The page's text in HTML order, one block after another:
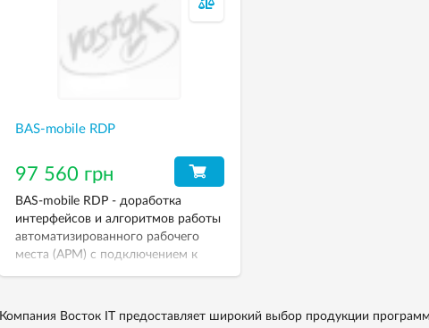
BAS-mobile RDP
97 560 грн
BAS-mobile RDP - доработка
интерфейсов и алгоритмов работы
автоматизированного рабочего
места (АРМ) с подключением к
Компания Восток IT предоставляет широкий выбор продукции